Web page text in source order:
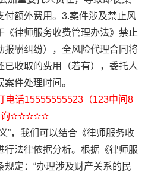
付额外费用。3.案件涉及禁止风
《律师服务收费管理办法》禁止
报酬纠纷），全风险代理合同将
收取的费用（若有），委托人
件处理时间。
话15555555523（123中间8
询✫✫✫✫✫
”，我们可以结合《律师服务收
行法律依据分析。根据《律师服
定：“办理涉及财产关系的民